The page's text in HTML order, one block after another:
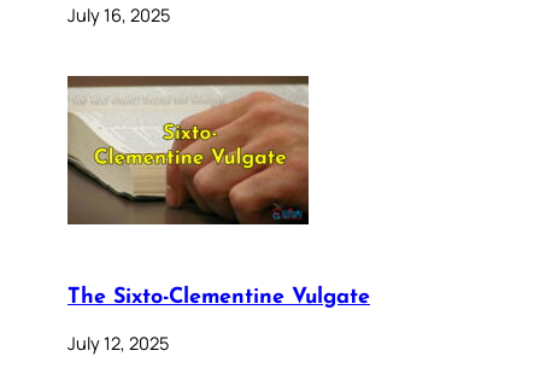
July 16, 2025
The Sixto-Clementine Vulgate
July 12, 2025